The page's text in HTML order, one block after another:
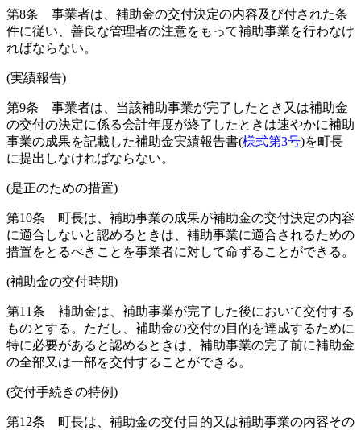
第8条
事業者は、補助金の交付決定の内容及び付された条
件に従い、善良な管理者の注意をもって補助事業を行わなけ
ればならない。
(実績報告)
第9条
事業者は、当該補助事業が完了したとき又は補助金
の交付の決定に係る会計年度が終了したときは速やかに補助
事業の成果を記載した補助金実績報告書(様式第3号)を町長
に提出しなければならない。
(是正のための措置)
第10条
町長は、補助事業の成果が補助金の交付決定の内容
に適合しないと認めるときは、補助事業に適合されるための
措置をとるべきことを事業者に対して命ずることができる。
(補助金の交付時期)
第11条
補助金は、補助事業が完了した後において交付する
ものとする。 ただし、補助金の交付の目的を達成するために
特に必要があると認めるときは、補助事業の完了前に補助金
の全部又は一部を交付することができる。
(交付手続きの特例)
第12条
町長は、補助金の交付目的又は補助事業の内容その